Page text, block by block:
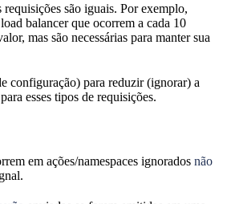
são iguais. Por exemplo,
balancer que ocorrem a cada 10
mas são necessárias para manter sua
configuração) para reduzir (ignorar) a
esses tipos de requisições.
em ações/namespaces ignorados não